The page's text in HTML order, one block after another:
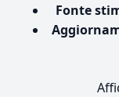
Fonte